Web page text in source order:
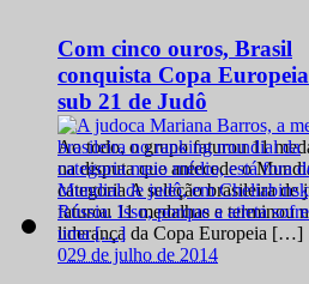
Com cinco ouros, Brasil
conquista Copa Europeia
sub 21 de Judô
Ao todo, o grupo faturou 11
na disputa que antecede o
categoria A seleção brasileira de
faturou 11 medalhas e terminou
liderança da Copa Europeia […]
029 de julho de 2014